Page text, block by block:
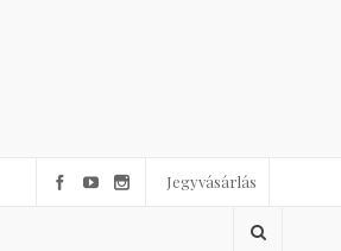
Jegyvásárlás